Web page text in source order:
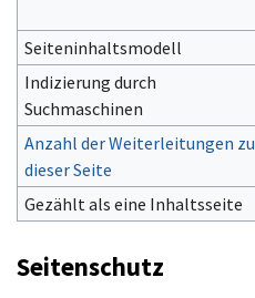
Seiteninhaltsmodell
Indizierung durch
Suchmaschinen
Anzahl der Weiterleitungen zu
dieser Seite
Gezählt als eine Inhaltsseite
Seitenschutz